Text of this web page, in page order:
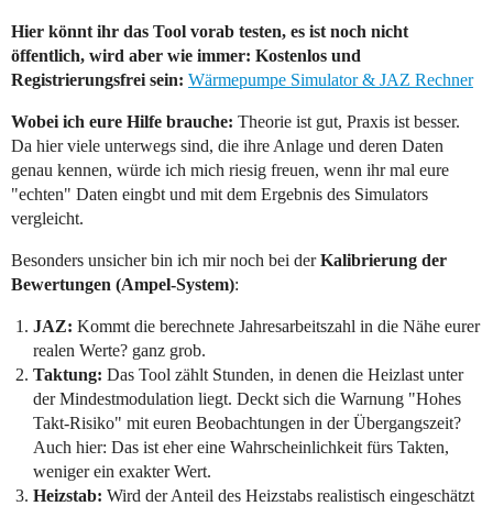
Hier könnt ihr das Tool vorab testen, es ist noch nicht
öffentlich, wird aber wie immer: Kostenlos und
Registrierungsfrei sein: Wärmepumpe Simulator & JAZ Rechner
Wobei ich eure Hilfe brauche: Theorie ist gut, Praxis ist besser.
Da hier viele unterwegs sind, die ihre Anlage und deren Daten
genau kennen, würde ich mich riesig freuen, wenn ihr mal eure
"echten" Daten eingbt und mit dem Ergebnis des Simulators
vergleicht.
Besonders unsicher bin ich mir noch bei derKalibrierung der
Bewertungen (Ampel-System):
JAZ: Kommt die berechnete Jahresarbeitszahl in die Nähe eurer
realen Werte? ganz grob.
Taktung: Das Tool zählt Stunden, in denen die Heizlast unter
der Mindestmodulation liegt. Deckt sich die Warnung "Hohes
Takt-Risiko" mit euren Beobachtungen in der Übergangszeit?
Auch hier: Das ist eher eine Wahrscheinlichkeit fürs Takten,
weniger ein exakter Wert.
Heizstab: Wird der Anteil des Heizstabs realistisch eingeschätzt